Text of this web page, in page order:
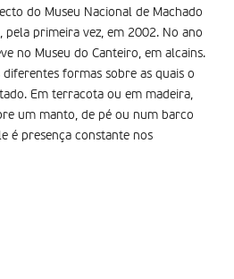
do Museu Nacional de Machado
pela primeira vez, em 2002. No ano
no Museu do Canteiro, em alcains.
formas sobre as quais o
Em terracota ou em madeira,
um manto, de pé ou num barco
é presença constante nos